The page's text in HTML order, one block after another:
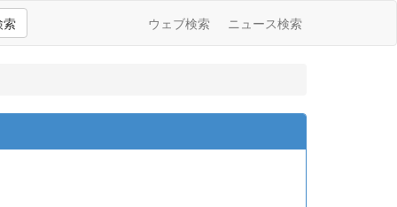
索 ウェブ検索 ニュース検索